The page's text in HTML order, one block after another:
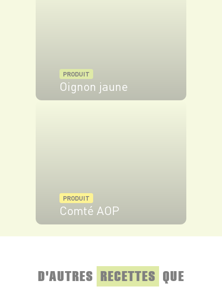
PRODUIT
Oignon jaune
PRODUIT
Comté AOP
D'AUTRES RECETTES QUE